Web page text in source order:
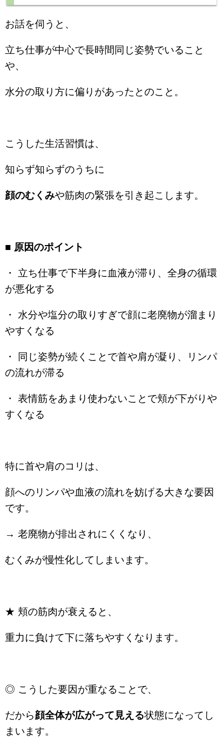
お話を伺うと、
立ち仕事が中心で長時間同じ姿勢でいること
や、
水分の取り方に偏りがあったとのこと。
こうした生活習慣は、
知らず知らずのうちに
顔のむくみや筋肉の緊張を引き起こします。
■ 原因のポイント
・ 立ち仕事で下半身に血液が滞り、全身の循環
が悪化する
・ 水分や塩分の取りすぎで顔に老廃物が溜まり
やすくなる
・ 同じ姿勢が続くことで首や肩が凝り、リンパ
の流れが滞る
・ 表情筋をあまり使わないことで頬が下がりや
すくなる
特に首や肩のコリは、
顔へのリンパや血液の流れを妨げる大きな要因
です。
→ 老廃物が排出されにくくなり、
むくみが慢性化してしまいます。
★ 頬の筋肉が衰えると、
重力に負けて下に落ちやすくなります。
◎ こうした要因が重なることで、
だから顔全体が広がって見える状態になってし
まいます。